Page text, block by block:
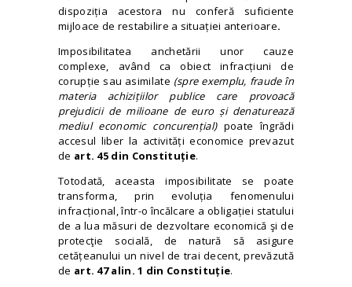
dispoziția acestora nu conferă suficiente
mijloace de restabilire a situației anterioare.
Imposibilitatea anchetării unor cauze
complexe, având ca obiect infracțiuni de
corupție sau asimilate (spre exemplu, fraude în
materia achizițiilor publice care provoacă
prejudicii de milioane de euro și denaturează
mediul economic concurențial)poate îngrădi
accesul liber la activități economice prevazut
de art. 45 din Constituție.
Totodată, aceasta imposibilitate se poate
transforma, prin evoluția fenomenului
infracțional, într-o încălcare a obligației statului
de a lua măsuri de dezvoltare economică şi de
protecţie socială, de natură să asigure
cetățeanului un nivel de trai decent, prevăzută
de art. 47 alin. 1 din Constituție.